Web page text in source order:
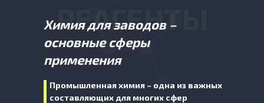
Химия для заводов –
основные сферы
применения
Промышленная химия – одна из важных
составляющих для многих сфер
РЕАГЕНТЫ